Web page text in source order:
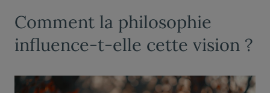
Comment la philosophie
influence-t-elle cette vision ?